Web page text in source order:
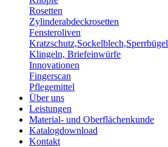
Rosetten
Zylinderabdeckrosetten
Fensteroliven
Kratzschutz,Sockelblech,Sperrbügel
Klingeln, Briefeinwürfe
Innovationen
Fingerscan
Pflegemittel
Über uns
Leistungen
Material- und Oberflächenkunde
Katalogdownload
Kontakt